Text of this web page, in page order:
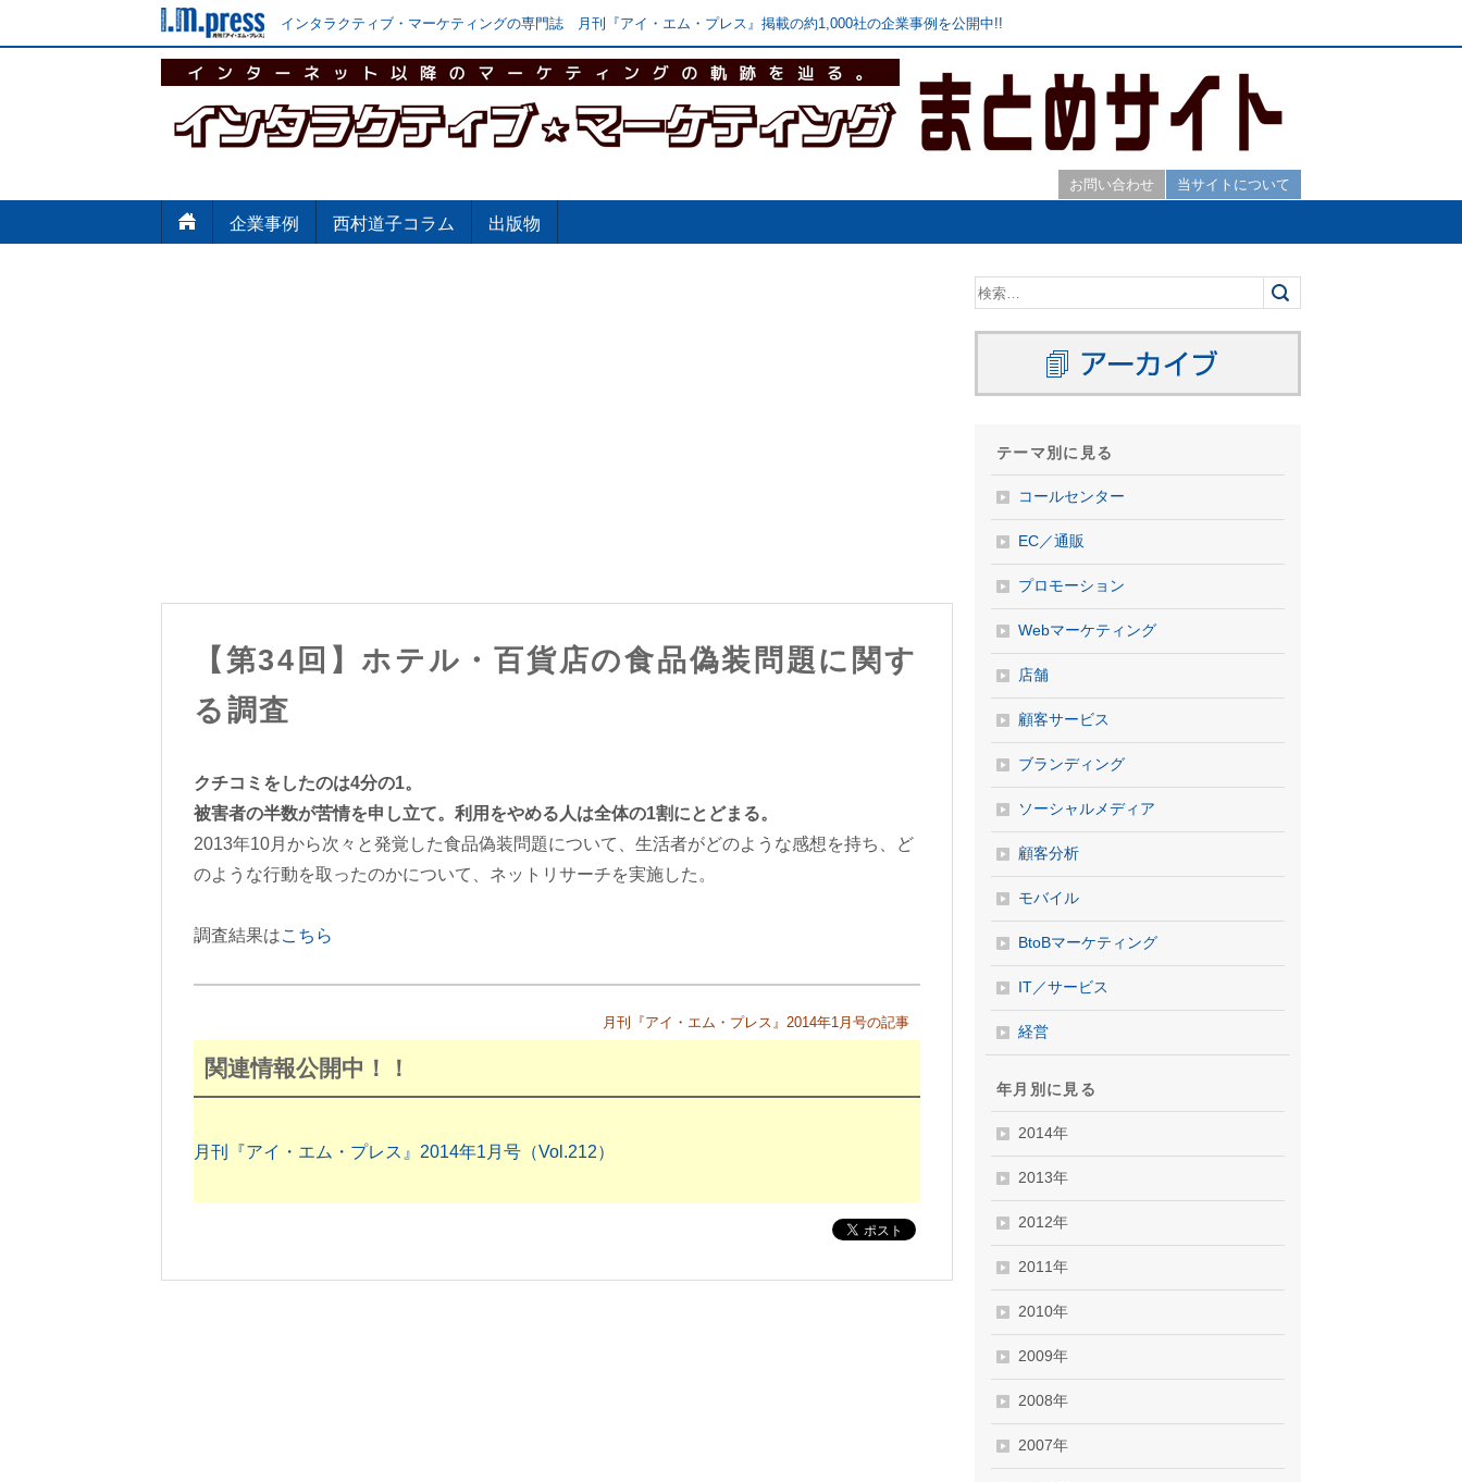
インタラクティブ・マーケティングの専門誌 月刊『アイ・エム・プレス』掲載の約1,000社の企業事例を公開中!!
お問い合わせ 当サイトについて
企業事例 西村道子コラム 出版物
【第34回】ホテル・百貨店の食品偽装問題に関す
る調査
クチコミをしたのは4分の1。
被害者の半数が苦情を申し立て。利用をやめる人は全体の1割にとどまる。
2013年10月から次々と発覚した食品偽装問題について、生活者がどのような感想を持ち、ど
のような行動を取ったのかについて、ネットリサーチを実施した。
調査結果はこちら
月刊『アイ・エム・プレス』2014年1月号の記事
関連情報公開中！！
月刊『アイ・エム・プレス』2014年1月号（Vol.212）
テーマ別に見る
コールセンター
EC／通販
プロモーション
Webマーケティング
店舗
顧客サービス
ブランディング
ソーシャルメディア
顧客分析
モバイル
BtoBマーケティング
IT／サービス
経営
年月別に見る
2014年
2013年
2012年
2011年
2010年
2009年
2008年
2007年